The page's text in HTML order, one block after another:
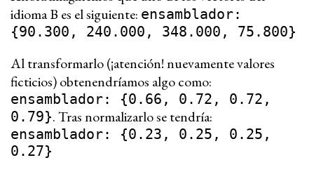
idioma B es el siguiente: ensamblador:
{90.300, 240.000, 348.000, 75.800}
Al transformarlo (¡atención! nuevamente valores
ficticios) obtenendríamos algo como:
ensamblador: {0.66, 0.72, 0.72,
0.79}. Tras normalizarlo se tendría:
ensamblador: {0.23, 0.25, 0.25,
0.27}